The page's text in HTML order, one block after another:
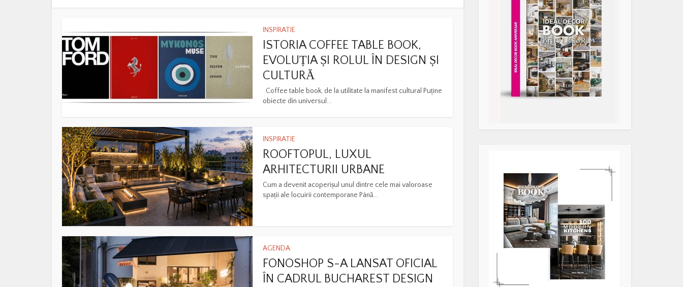
INSPIRATIE
ISTORIA COFFEE TABLE BOOK,
EVOLUȚIA ȘI ROLUL ÎN DESIGN ȘI
CULTURĂ
Coffee table book, de la utilitate la manifest cultural Puține
obiecte din universul...
INSPIRATIE
ROOFTOPUL, LUXUL
ARHITECTURII URBANE
Cum a devenit acoperișul unul dintre cele mai valoroase
spații ale locuirii contemporane Până...
AGENDA
FONOSHOP S-A LANSAT OFICIAL
ÎN CADRUL BUCHAREST DESIGN